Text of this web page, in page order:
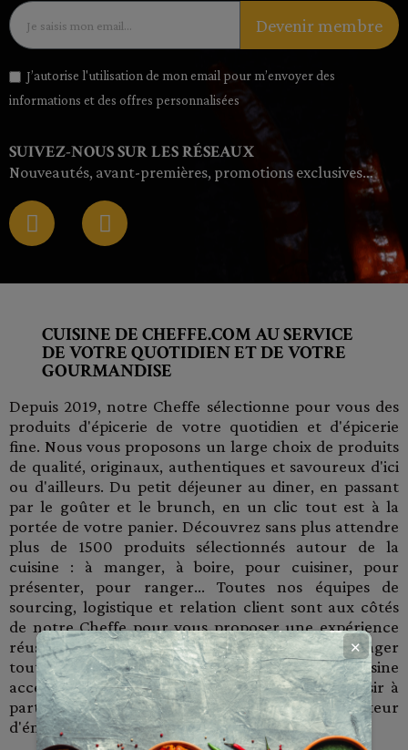
Devenir membre
J’autorise l'utilisation de mon email pour m’envoyer des
informations et des offres personnalisées
SUIVEZ-NOUS SUR LES RÉSEAUX
Nouveautés, avant-premières, promotions exclusives…
CUISINE DE CHEFFE.COM AU SERVICE
DE VOTRE QUOTIDIEN ET DE VOTRE
GOURMANDISE
Depuis 2019, notre Cheffe sélectionne pour vous des
produits d'épicerie de votre quotidien et d'épicerie
fine. Nous vous proposons un large choix de produits
de qualité, originaux, authentiques et savoureux d'ici
ou d'ailleurs. Du petit déjeuner au diner, en passant
par le goûter et le brunch, en un clic tout est à la
portée de votre panier. Découvrez sans plus attendre
plus de 1500 produits sélectionnés autour de la
cuisine : à manger, à boire, pour cuisiner, pour
présenter, pour ranger... Toutes nos équipes de
sourcing, logistique et relation client sont aux côtés
de notre Cheffe pour vous proposer une expérience
réussit à travers vos achats et vous faire partager
toute son expérience pour vous rendre la cuisine
accessible, simple et gourmande. Prenez du plaisir à
partager vos bons plans gourmands et soyez créateur
d'émotion !
✕